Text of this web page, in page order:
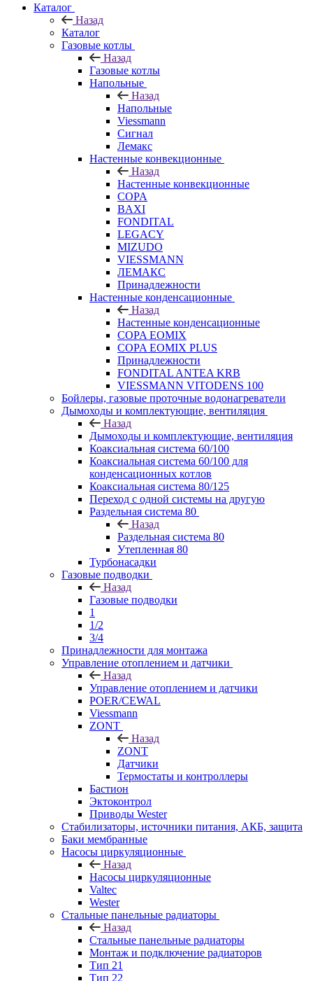
Каталог
Назад
Каталог
Газовые котлы
Назад
Газовые котлы
Напольные
Назад
Напольные
Viessmann
Сигнал
Лемакс
Настенные конвекционные
Назад
Настенные конвекционные
COPA
BAXI
FONDITAL
LEGACY
MIZUDO
VIESSMANN
ЛЕМАКС
Принадлежности
Настенные конденсационные
Назад
Настенные конденсационные
COPA EOMIX
COPA EOMIX PLUS
Принадлежности
FONDITAL ANTEA KRB
VIESSMANN VITODENS 100
Бойлеры, газовые проточные водонагреватели
Дымоходы и комплектующие, вентиляция
Назад
Дымоходы и комплектующие, вентиляция
Коаксиальная система 60/100
Коаксиальная система 60/100 для
конденсационных котлов
Коаксиальная система 80/125
Переход с одной системы на другую
Раздельная система 80
Назад
Раздельная система 80
Утепленная 80
Турбонасадки
Газовые подводки
Назад
Газовые подводки
1
1/2
3/4
Принадлежности для монтажа
Управление отоплением и датчики
Назад
Управление отоплением и датчики
POER/CEWAL
Viessmann
ZONT
Назад
ZONT
Датчики
Термостаты и контроллеры
Бастион
Эктоконтрол
Приводы Wester
Стабилизаторы, источники питания, АКБ, защита
Баки мембранные
Насосы циркуляционные
Назад
Насосы циркуляционные
Valtec
Wester
Стальные панельные радиаторы
Назад
Стальные панельные радиаторы
Монтаж и подключение радиаторов
Тип 21
Тип 22